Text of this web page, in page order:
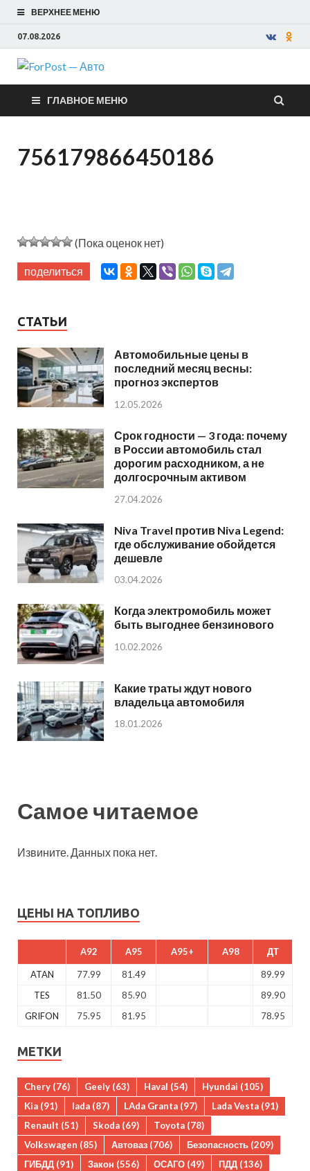
ВЕРХНЕЕ МЕНЮ
07.08.2026
ForPost —
Авто
ГЛАВНОЕ МЕНЮ
756179866450186
(Пока оценок нет)
поделиться
СТАТЬИ
Автомобильные цены в
последний месяц весны:
прогноз экспертов
12.05.2026
Срок годности — 3 года: почему
в России автомобиль стал
дорогим расходником, а не
долгосрочным активом
27.04.2026
Niva Travel против Niva Legend:
где обслуживание обойдется
дешевле
03.04.2026
Когда электромобиль может
быть выгоднее бензинового
10.02.2026
Какие траты ждут нового
владельца автомобиля
18.01.2026
Самое читаемое
Извините. Данных пока нет.
ЦЕНЫ НА ТОПЛИВО
A92 A95 A95+ A98 ДТ
ATAN 77.99 81.49
89.99
TES
81.50 85.90
89.90
GRIFON
75.95 81.95 78.95
МЕТКИ
Chery (76) Geely (63) Haval (54) Hyundai (105)
Kia (91) lada (87) LAda Granta (97) Lada Vesta (91)
Renault (51) Skoda (69) Toyota (78)
Volkswagen (85) Автоваз (706) Безопасность (209)
ГИБДД (91) Закон (556) ОСАГО (49) ПДД (136)